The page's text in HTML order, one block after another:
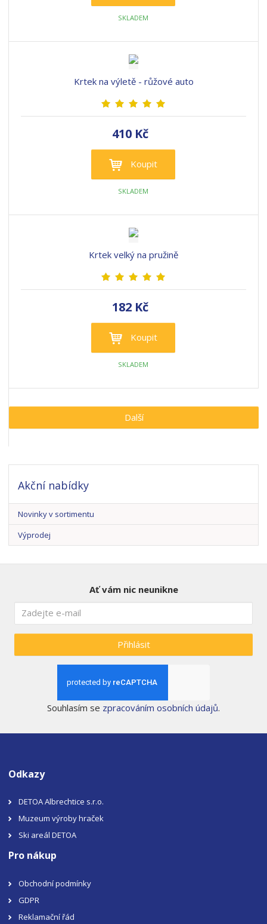
SKLADEM
Krtek na výletě - růžové auto
410 Kč
Koupit
SKLADEM
Krtek velký na pružině
182 Kč
Koupit
SKLADEM
Další
Akční nabídky
Novinky v sortimentu
Výprodej
Ať vám nic neunikne
Přihlásit
Souhlasím se zpracováním osobních údajů.
Odkazy
DETOA Albrechtice s.r.o.
Muzeum výroby hraček
Ski areál DETOA
Pro nákup
Obchodní podmínky
GDPR
Reklamační řád